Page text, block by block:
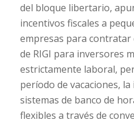
del bloque libertario,
incentivos fiscales a
empresas para contratar
de RIGI para inversores
estrictamente laboral,
período de vacaciones,
sistemas de banco de
flexibles a través de